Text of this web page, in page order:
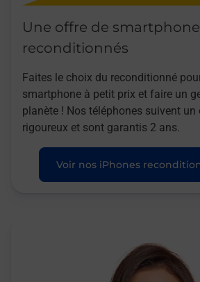
Une offre de
reconditionnés
Faites le choix du reconditionné
smartphone à petit prix et faire un
planète ! Nos téléphones suivent
rigoureux et sont garantis 2 ans.
Voir nos iPhones